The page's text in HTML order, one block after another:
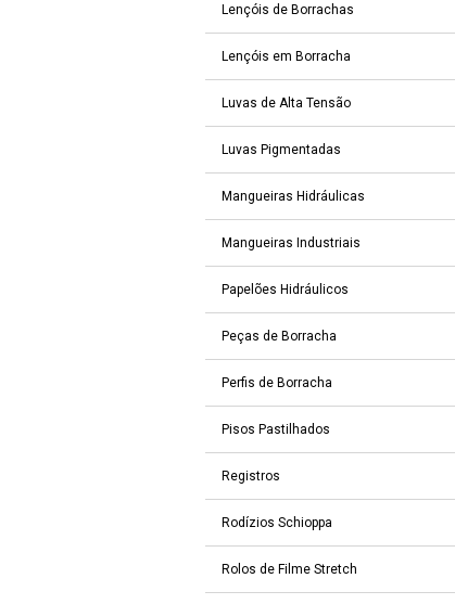
Lençóis de Borrachas
Lençóis em Borracha
Luvas de Alta Tensão
Luvas Pigmentadas
Mangueiras Hidráulicas
Mangueiras Industriais
Papelões Hidráulicos
Peças de Borracha
Perfis de Borracha
Pisos Pastilhados
Registros
Rodízios Schioppa
Rolos de Filme Stretch